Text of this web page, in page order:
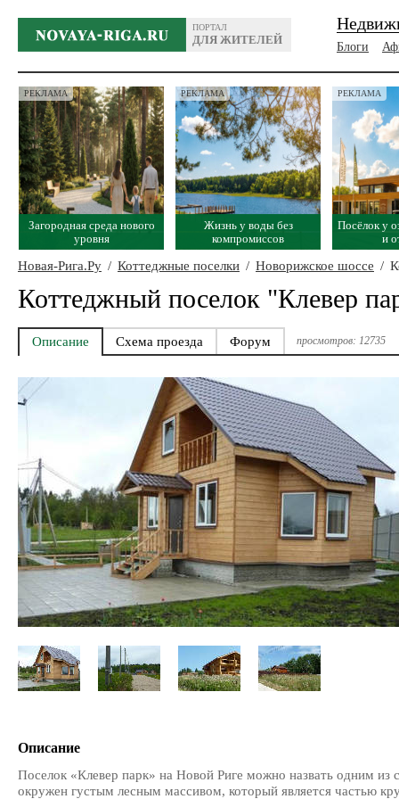
ПОРТАЛ
ДЛЯ ЖИТЕЛЕЙ
Блоги
РЕКЛАМА
Загородная среда нового
уровня
РЕКЛАМА
Жизнь у воды без
компромиссов
РЕКЛАМА
Посёлок у
и
Новая-Рига.Ру / Коттеджные поселки / Новорижское шоссе /
Коттеджный поселок "Клевер
Описание Схема проезда Форум просмотров: 12735
Описание
Поселок «Клевер парк» на Новой Риге можно назвать одним
окружен густым лесным массивом, который является частью